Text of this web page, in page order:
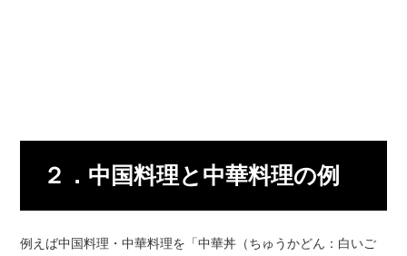
２．中国料理と中華料理の例
例えば中国料理・中華料理を「中華丼（ちゅうかどん：白いご